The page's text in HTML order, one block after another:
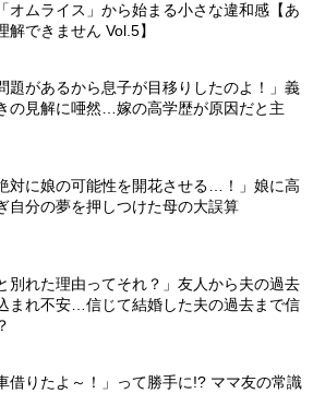
オムライス」から始まる小さな違和感【あ
解できません Vol.5】
題があるから息子が目移りしたのよ！」義
の見解に唖然…嫁の高学歴が原因だと主
対に娘の可能性を開花させる…！」娘に高
自分の夢を押しつけた母の大誤算
別れた理由ってそれ？」友人から夫の過去
まれ不安…信じて結婚した夫の過去まで信
借りたよ～！」って勝手に!? ママ友の常識